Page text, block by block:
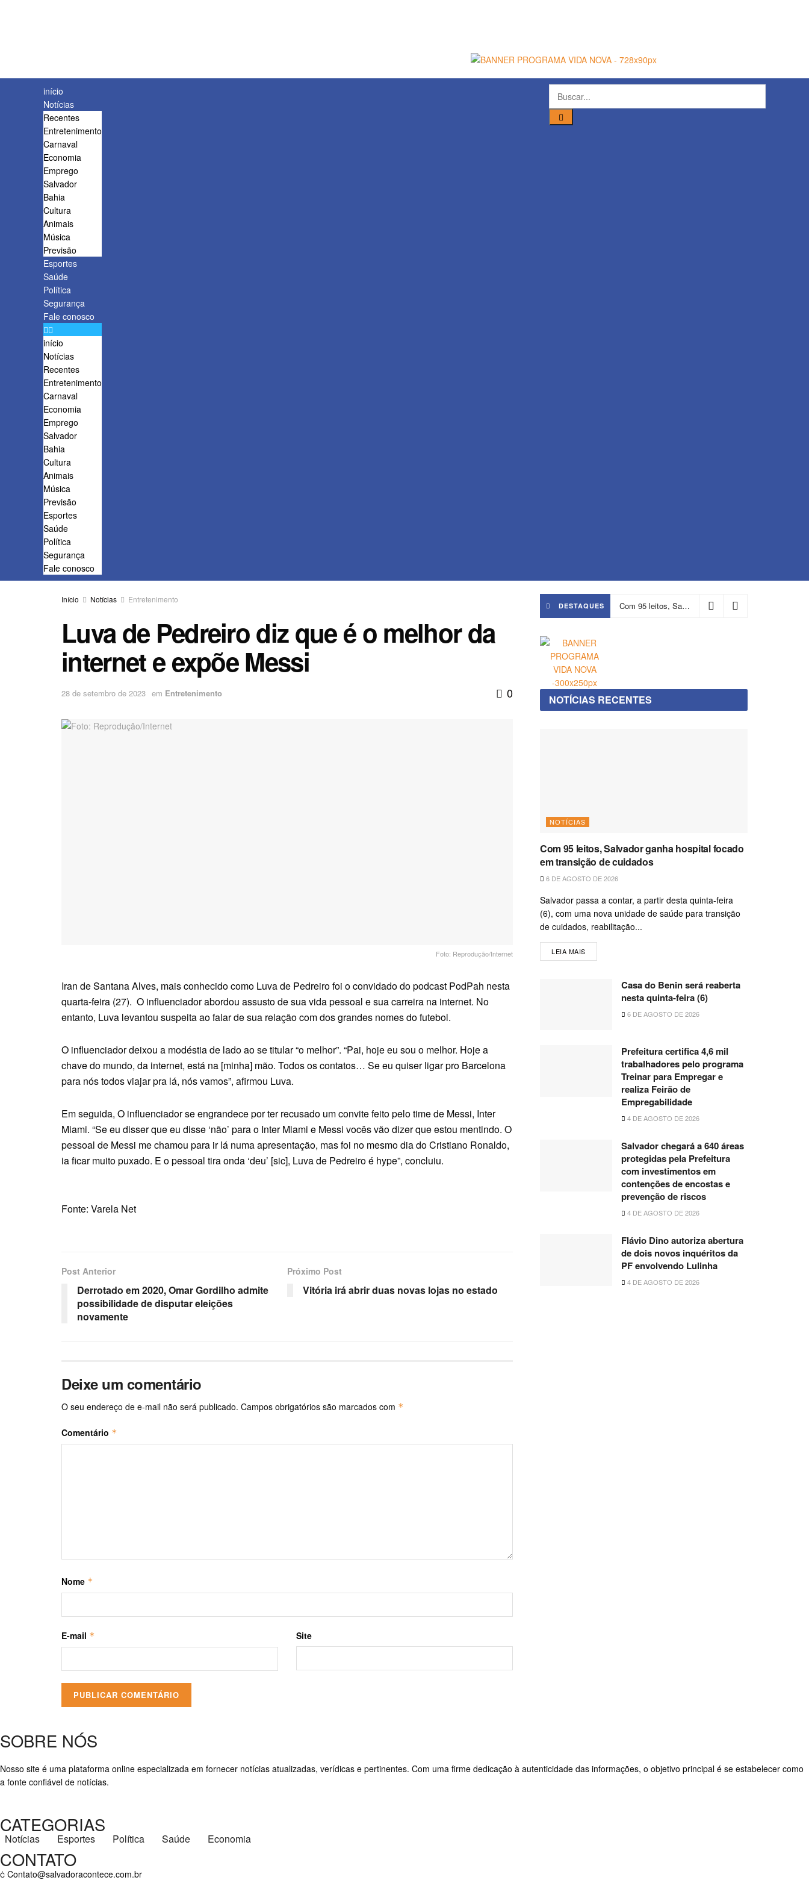
início
Notícias
Recentes
Entretenimento
Carnaval
Economia
Emprego
Salvador
Bahia
Cultura
Animais
Música
Previsão
Esportes
Saúde
Política
Segurança
Fale conosco
início
Notícias
Recentes
Entretenimento
Carnaval
Economia
Emprego
Salvador
Bahia
Cultura
Animais
Música
Previsão
Esportes
Saúde
Política
Segurança
Fale conosco
Início Notícias Entretenimento
Luva de Pedreiro diz que é o melhor da
internet e expõe Messi
28 de setembro de 2023 em Entretenimento 0
Foto: Reprodução/Internet
Iran de Santana Alves, mais conhecido como Luva de Pedreiro foi o convidado do podcast PodPah nesta
quarta-feira (27). O influenciador abordou assusto de sua vida pessoal e sua carreira na internet. No
entanto, Luva levantou suspeita ao falar de sua relação com dos grandes nomes do futebol.
O influenciador deixou a modéstia de lado ao se titular “o melhor”. “Pai, hoje eu sou o melhor. Hoje a
chave do mundo, da internet, está na [minha] mão. Todos os contatos… Se eu quiser ligar pro Barcelona
para nós todos viajar pra lá, nós vamos”, afirmou Luva.
Em seguida, O influenciador se engrandece por ter recusado um convite feito pelo time de Messi, Inter
Miami. “Se eu disser que eu disse ‘não’ para o Inter Miami e Messi vocês vão dizer que estou mentindo. O
pessoal de Messi me chamou para ir lá numa apresentação, mas foi no mesmo dia do Cristiano Ronaldo,
ia ficar muito puxado. E o pessoal tira onda ‘deu’ [sic], Luva de Pedreiro é hype”, concluiu.
Fonte: Varela Net
Post Anterior
Derrotado em 2020, Omar Gordilho admite
possibilidade de disputar eleições
novamente
Próximo Post
Vitória irá abrir duas novas lojas no estado
Deixe um comentário
O seu endereço de e-mail não será publicado. Campos obrigatórios são marcados com *
Comentário *
Nome *
E-mail * Site
DESTAQUES Com 95 leitos, Salvador ganha hospital focado em transição de cuidados
NOTÍCIAS RECENTES
NOTÍCIAS
Com 95 leitos, Salvador ganha hospital focado
em transição de cuidados
6 DE AGOSTO DE 2026
Salvador passa a contar, a partir desta quinta-feira
(6), com uma nova unidade de saúde para transição
de cuidados, reabilitação...
LEIA MAIS
Casa do Benin será reaberta
nesta quinta-feira (6)
6 DE AGOSTO DE 2026
Prefeitura certifica 4,6 mil
trabalhadores pelo programa
Treinar para Empregar e
realiza Feirão de
Empregabilidade
4 DE AGOSTO DE 2026
Salvador chegará a 640 áreas
protegidas pela Prefeitura
com investimentos em
contenções de encostas e
prevenção de riscos
4 DE AGOSTO DE 2026
Flávio Dino autoriza abertura
de dois novos inquéritos da
PF envolvendo Lulinha
4 DE AGOSTO DE 2026
SOBRE NÓS
Nosso site é uma plataforma online especializada em fornecer notícias atualizadas, verídicas e pertinentes. Com uma firme dedicação à autenticidade das informações, o objetivo principal é se estabelecer como
a fonte confiável de notícias.
CATEGORIAS
Notícias Esportes Política Saúde Economia
CONTATO
Contato@salvadoracontece.com.br